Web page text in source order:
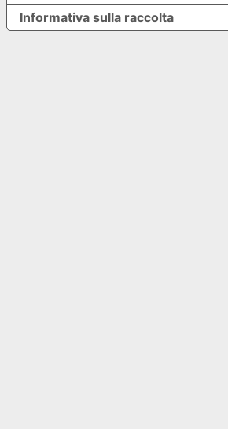
Informativa sulla raccolta